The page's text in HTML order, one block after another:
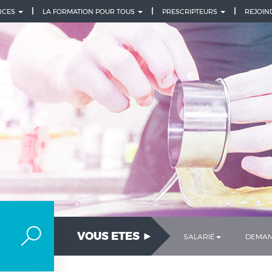
PRESCRIPTEURS
LA FORMATION POUR TOUS
VOUS ETES ► SALARIÉ